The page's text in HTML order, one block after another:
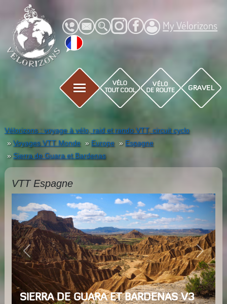
My Vélorizons
Vélorizons : voyage à vélo, raid et rando VTT, circuit cyclo
Voyages VTT Monde
Europe
Espagne
Sierra de Guara et Bardenas
VTT Espagne
Previous Next
SIERRA DE GUARA ET BARDENAS V3